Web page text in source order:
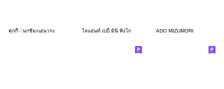
คุกกี้♡นกชิมะเอนากะ ไจแอนท์ เบบี้ มินิ พิงโก ADO MIZUMORI